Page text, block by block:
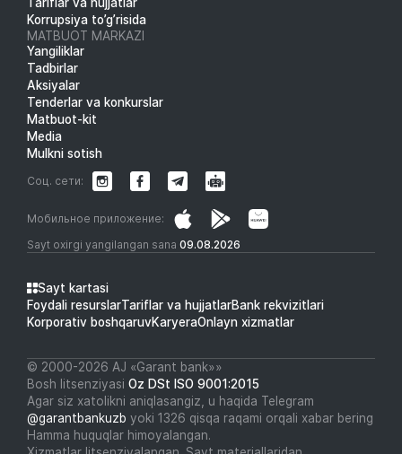
Korrupsiya to’g’risida
MATBUOT MARKAZI
Yangiliklar
Tadbirlar
Aksiyalar
Tenderlar va konkurslar
Matbuot-kit
Media
Mulkni sotish
Sayt oxirgi yangilangan sana 09.08.2026
Мобильное приложение:
Соц. сети:
Sayt kartasi
Foydali resurslarTariflar va hujjatlarBank rekvizitlari
Korporativ boshqaruvKaryeraOnlayn xizmatlar
© 2000-2026 АJ «Garant bank»»
Bosh litsenziyasi Oz DSt ISO 9001:2015
Agar siz xatolikni aniqlasangiz, u haqida Telegram
@garantbankuzb yoki 1326 qisqa raqami orqali xabar bering
Hamma huquqlar himoyalangan.